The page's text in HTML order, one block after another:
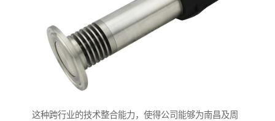
这种跨行业的技术整合能力，使得公司能够为南昌及周